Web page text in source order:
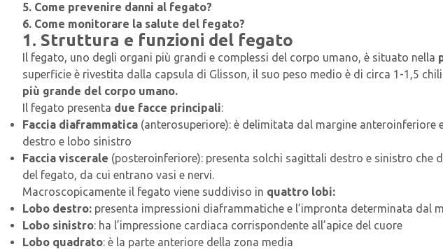
5. Come prevenire danni al fegato?
6. Come monitorare la salute del fegato?
1. Struttura e funzioni del fegato
Il fegato, uno degli organi più grandi e complessi del corpo umano, è situato nella
superficie è rivestita dalla capsula di Glisson, il suo peso medio è di circa 1-1,5
più grande del corpo umano.
Il fegato presenta due facce principali:
Faccia diaframmatica (anterosuperiore): è delimitata dal margine
destro e lobo sinistro
Faccia viscerale (posteroinferiore): presenta solchi sagittali destro e sinistro che
del fegato, da cui entrano vasi e nervi.
Macroscopicamente il fegato viene suddiviso in quattro lobi:
Lobo destro: presenta impressioni diaframmatiche e l’impronta determinata dal
Lobo sinistro: ha l’impressione cardiaca corrispondente all’apice del cuore
Lobo quadrato: è la parte anteriore della zona media